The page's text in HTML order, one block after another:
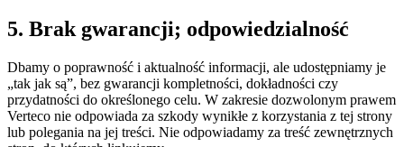
5. Brak gwarancji; odpowiedzialność
Dbamy o poprawność i aktualność informacji, ale udostępniamy je
„tak jak są”, bez gwarancji kompletności, dokładności czy
przydatności do określonego celu. W zakresie dozwolonym prawem
Verteco nie odpowiada za szkody wynikłe z korzystania z tej strony
lub polegania na jej treści. Nie odpowiadamy za treść zewnętrznych